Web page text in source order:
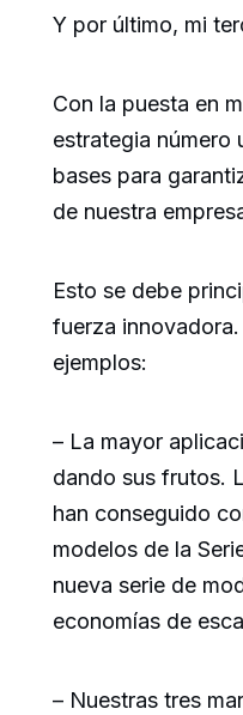
Y por último, mi
Con la puesta en
estrategia número
bases para
de nuestra
Esto se debe
fuerza
ejemplos:
– La mayor
dando sus frutos.
han conseguido
modelos de la
nueva serie de
economías de
– Nuestras tres